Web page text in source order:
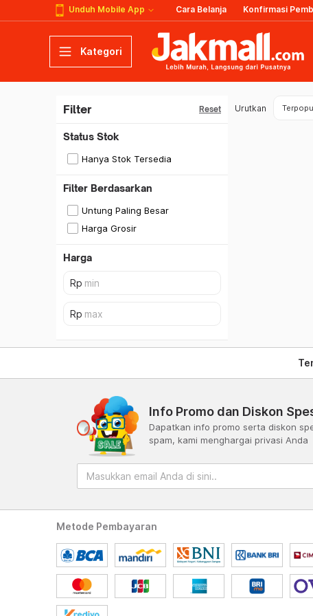
Unduh Mobile App Cara Belanja Konfirmasi
Kategori
Filter Reset
Status Stok
Hanya Stok Tersedia
Filter Berdasarkan
Untung Paling Besar
Harga Grosir
Harga
Urutkan
Info Promo dan Diskon
Dapatkan info promo serta diskon
spam, kami menghargai privasi Anda
Metode Pembayaran